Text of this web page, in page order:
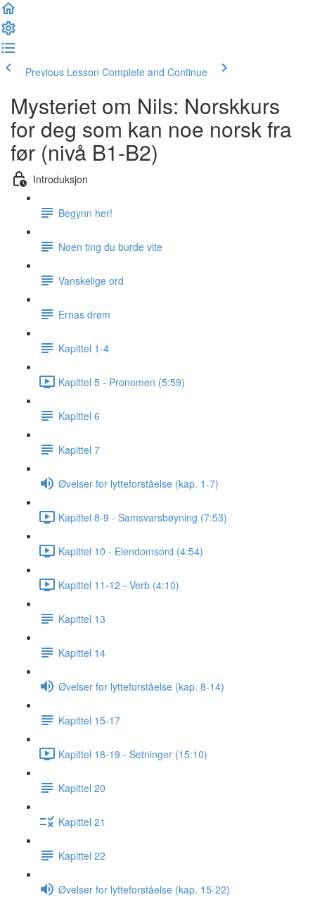
Previous Lesson Complete and Continue
Mysteriet om Nils: Norskkurs
for deg som kan noe norsk fra
før (nivå B1-B2)
Introduksjon
Begynn her!
Noen ting du burde vite
Vanskelige ord
Ernas drøm
Kapittel 1-4
Kapittel 5 - Pronomen (5:59)
Kapittel 6
Kapittel 7
Øvelser for lytteforståelse (kap. 1-7)
Kapittel 8-9 - Samsvarsbøyning (7:53)
Kapittel 10 - Eiendomsord (4:54)
Kapittel 11-12 - Verb (4:10)
Kapittel 13
Kapittel 14
Øvelser for lytteforståelse (kap. 8-14)
Kapittel 15-17
Kapittel 18-19 - Setninger (15:10)
Kapittel 20
Kapittel 21
Kapittel 22
Øvelser for lytteforståelse (kap. 15-22)